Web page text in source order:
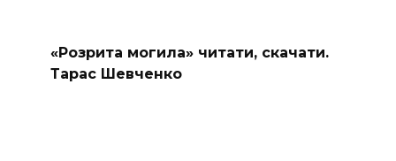
«Розрита могила» читати, скачати.
Тарас Шевченко